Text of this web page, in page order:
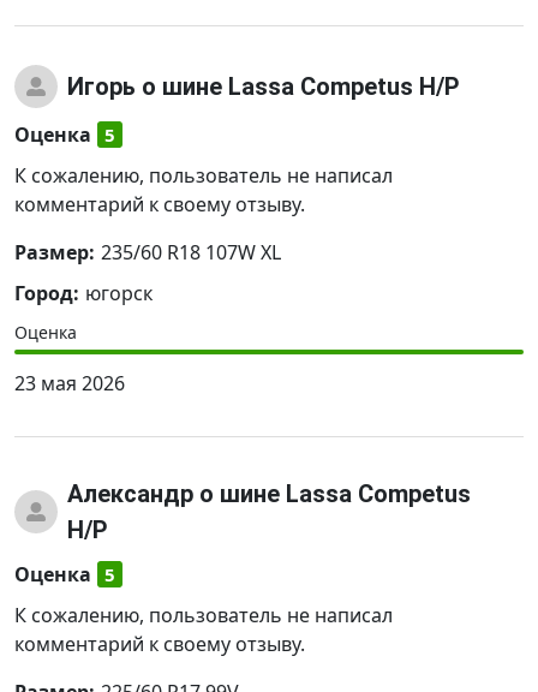
Игорь о шине Lassa Competus H/P
Оценка 5
К сожалению, пользователь не написал
комментарий к своему отзыву.
Размер: 235/60 R18 107W XL
Город: югорск
Оценка
23 мая 2026
Александр о шине Lassa Competus
H/P
Оценка 5
К сожалению, пользователь не написал
комментарий к своему отзыву.